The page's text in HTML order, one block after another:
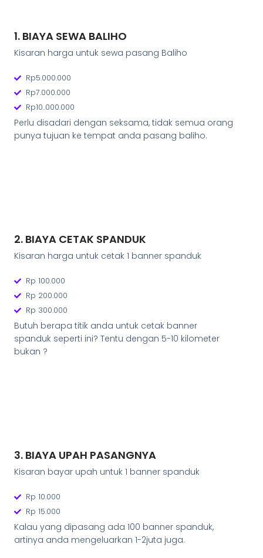
1. BIAYA SEWA BALIHO
Kisaran harga untuk sewa pasang Baliho
Rp5.000.000
Rp7.000.000
Rp10..000.000
Perlu disadari dengan seksama, tidak semua orang
punya tujuan ke tempat anda pasang baliho.
2. BIAYA CETAK SPANDUK
Kisaran harga untuk cetak 1 banner spanduk
Rp 100.000
Rp 200.000
Rp 300.000
Butuh berapa titik anda untuk cetak banner
spanduk seperti ini? Tentu dengan 5-10 kilometer
bukan ?
3. BIAYA UPAH PASANGNYA
Kisaran bayar upah untuk 1 banner spanduk
Rp 10.000
Rp 15.000
Kalau yang dipasang ada 100 banner spanduk,
artinya anda mengeluarkan 1-2juta juga.